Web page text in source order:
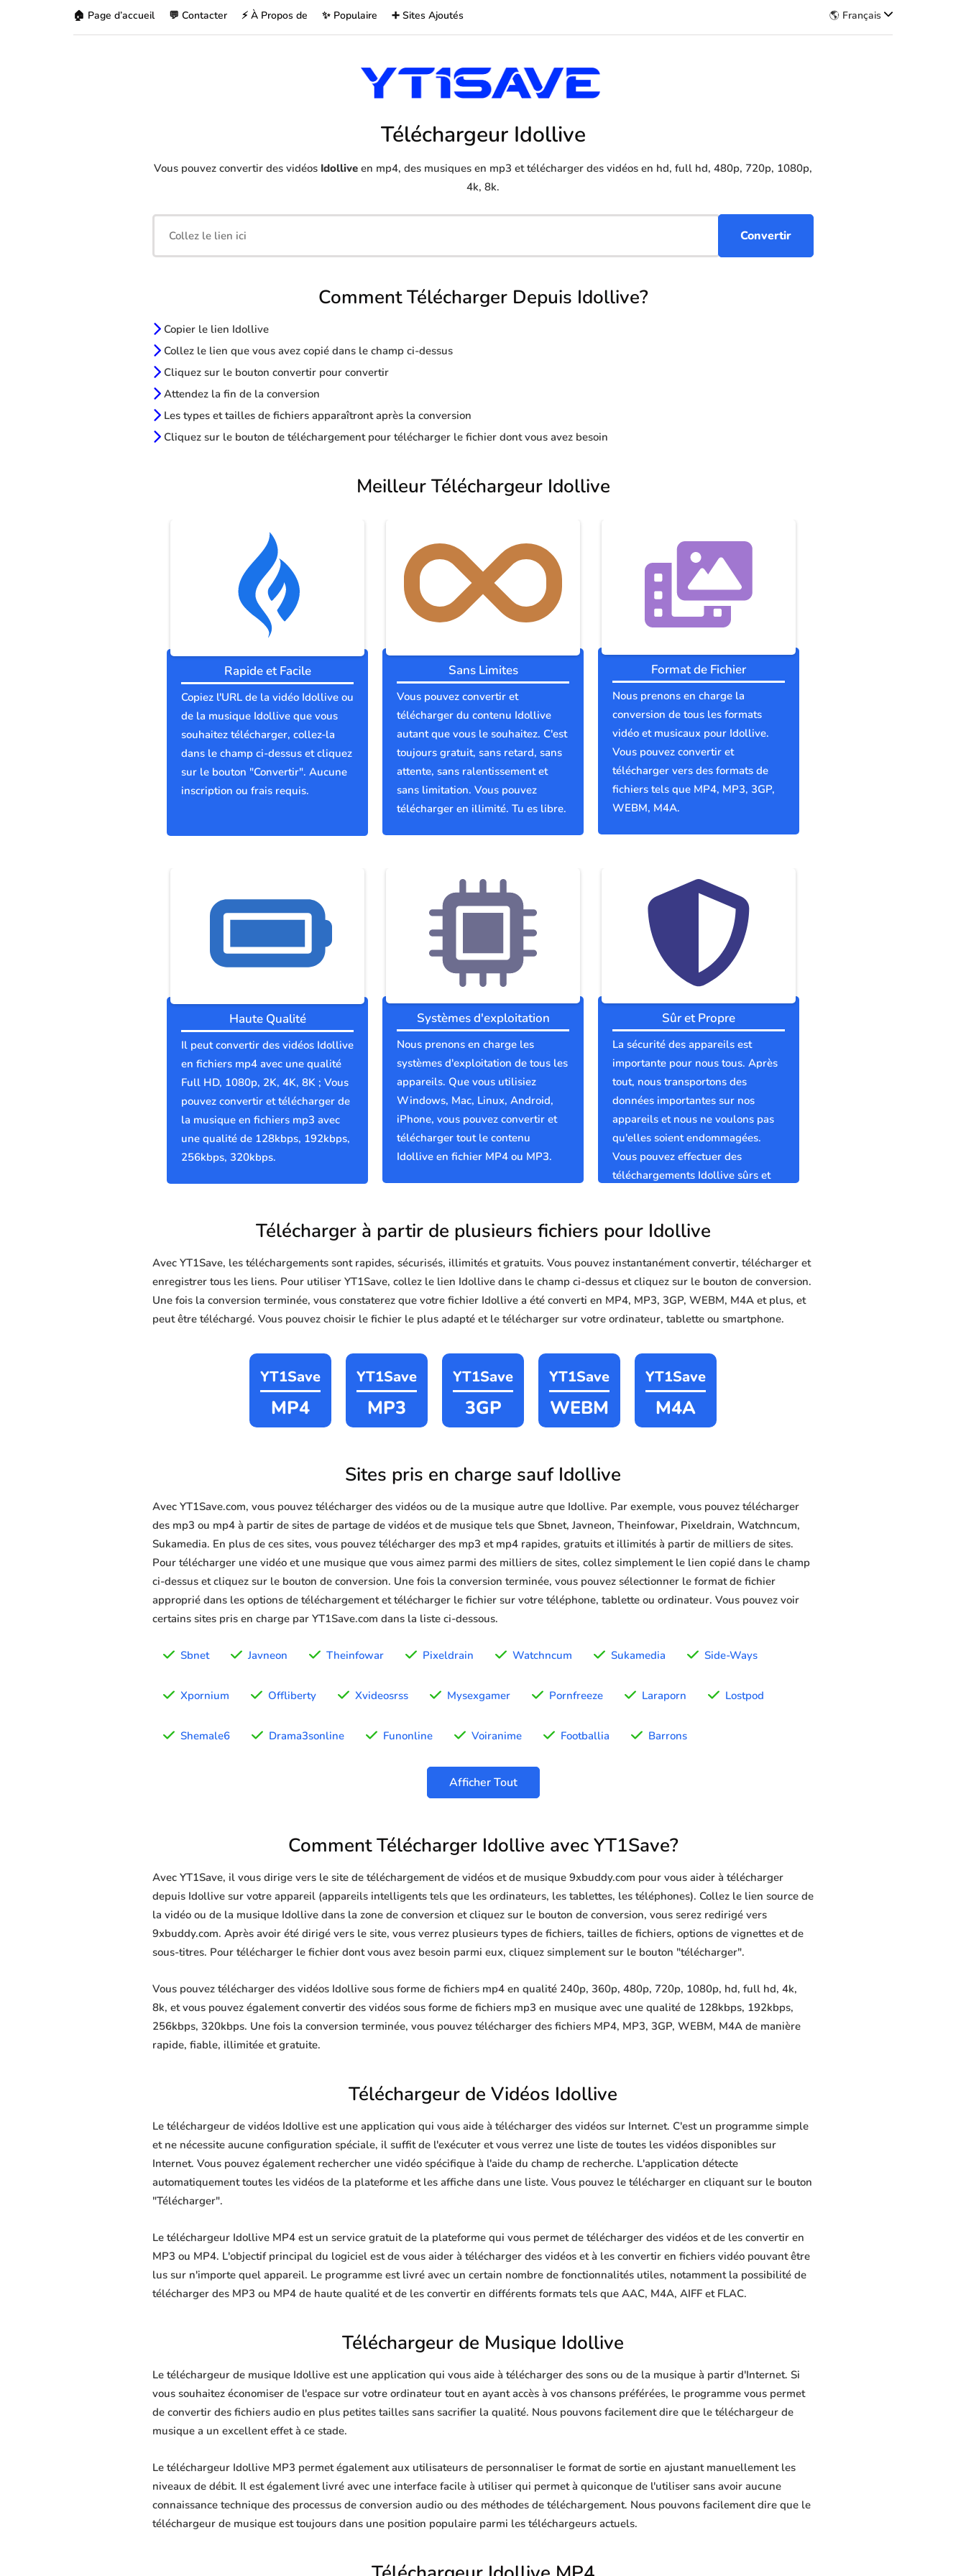
🏠 Page d’accueil 💬 Contacter ⚡ À Propos de ✨ Populaire ➕ Sites Ajoutés 🌎 Français
Téléchargeur Idollive
Vous pouvez convertir des vidéos Idollive en mp4, des musiques en mp3 et télécharger des vidéos en hd, full hd, 480p, 720p, 1080p,
4k, 8k.
Comment Télécharger Depuis Idollive?
Copier le lien Idollive
Collez le lien que vous avez copié dans le champ ci-dessus
Cliquez sur le bouton convertir pour convertir
Attendez la fin de la conversion
Les types et tailles de fichiers apparaîtront après la conversion
Cliquez sur le bouton de téléchargement pour télécharger le fichier dont vous avez besoin
Meilleur Téléchargeur Idollive
Rapide et Facile
Copiez l'URL de la vidéo Idollive ou
de la musique Idollive que vous
souhaitez télécharger, collez-la
dans le champ ci-dessus et cliquez
sur le bouton "Convertir". Aucune
inscription ou frais requis.
Sans Limites
Vous pouvez convertir et
télécharger du contenu Idollive
autant que vous le souhaitez. C'est
toujours gratuit, sans retard, sans
attente, sans ralentissement et
sans limitation. Vous pouvez
télécharger en illimité. Tu es libre.
Format de Fichier
Nous prenons en charge la
conversion de tous les formats
vidéo et musicaux pour Idollive.
Vous pouvez convertir et
télécharger vers des formats de
fichiers tels que MP4, MP3, 3GP,
WEBM, M4A.
Haute Qualité
Il peut convertir des vidéos Idollive
en fichiers mp4 avec une qualité
Full HD, 1080p, 2K, 4K, 8K ; Vous
pouvez convertir et télécharger de
la musique en fichiers mp3 avec
une qualité de 128kbps, 192kbps,
256kbps, 320kbps.
Systèmes d'exploitation
Nous prenons en charge les
systèmes d'exploitation de tous les
appareils. Que vous utilisiez
Windows, Mac, Linux, Android,
iPhone, vous pouvez convertir et
télécharger tout le contenu
Idollive en fichier MP4 ou MP3.
Sûr et Propre
La sécurité des appareils est
importante pour nous tous. Après
tout, nous transportons des
données importantes sur nos
appareils et nous ne voulons pas
qu'elles soient endommagées.
Vous pouvez effectuer des
téléchargements Idollive sûrs et
Télécharger à partir de plusieurs fichiers pour Idollive
Avec YT1Save, les téléchargements sont rapides, sécurisés, illimités et gratuits. Vous pouvez instantanément convertir, télécharger et
enregistrer tous les liens. Pour utiliser YT1Save, collez le lien Idollive dans le champ ci-dessus et cliquez sur le bouton de conversion.
Une fois la conversion terminée, vous constaterez que votre fichier Idollive a été converti en MP4, MP3, 3GP, WEBM, M4A et plus, et
peut être téléchargé. Vous pouvez choisir le fichier le plus adapté et le télécharger sur votre ordinateur, tablette ou smartphone.
YT1Save
MP4
YT1Save
MP3
YT1Save
3GP
YT1Save
WEBM
YT1Save
M4A
Sites pris en charge sauf Idollive
Avec YT1Save.com, vous pouvez télécharger des vidéos ou de la musique autre que Idollive. Par exemple, vous pouvez télécharger
des mp3 ou mp4 à partir de sites de partage de vidéos et de musique tels que Sbnet, Javneon, Theinfowar, Pixeldrain, Watchncum,
Sukamedia. En plus de ces sites, vous pouvez télécharger des mp3 et mp4 rapides, gratuits et illimités à partir de milliers de sites.
Pour télécharger une vidéo et une musique que vous aimez parmi des milliers de sites, collez simplement le lien copié dans le champ
ci-dessus et cliquez sur le bouton de conversion. Une fois la conversion terminée, vous pouvez sélectionner le format de fichier
approprié dans les options de téléchargement et télécharger le fichier sur votre téléphone, tablette ou ordinateur. Vous pouvez voir
certains sites pris en charge par YT1Save.com dans la liste ci-dessous.
Sbnet Javneon Theinfowar Pixeldrain Watchncum Sukamedia Side-Ways
Xpornium Offliberty Xvideosrss Mysexgamer Pornfreeze Laraporn Lostpod
Shemale6 Drama3sonline Funonline Voiranime Footballia Barrons
Afficher Tout
Comment Télécharger Idollive avec YT1Save?
Avec YT1Save, il vous dirige vers le site de téléchargement de vidéos et de musique 9xbuddy.com pour vous aider à télécharger
depuis Idollive sur votre appareil (appareils intelligents tels que les ordinateurs, les tablettes, les téléphones). Collez le lien source de
la vidéo ou de la musique Idollive dans la zone de conversion et cliquez sur le bouton de conversion, vous serez redirigé vers
9xbuddy.com. Après avoir été dirigé vers le site, vous verrez plusieurs types de fichiers, tailles de fichiers, options de vignettes et de
sous-titres. Pour télécharger le fichier dont vous avez besoin parmi eux, cliquez simplement sur le bouton "télécharger".
Vous pouvez télécharger des vidéos Idollive sous forme de fichiers mp4 en qualité 240p, 360p, 480p, 720p, 1080p, hd, full hd, 4k,
8k, et vous pouvez également convertir des vidéos sous forme de fichiers mp3 en musique avec une qualité de 128kbps, 192kbps,
256kbps, 320kbps. Une fois la conversion terminée, vous pouvez télécharger des fichiers MP4, MP3, 3GP, WEBM, M4A de manière
rapide, fiable, illimitée et gratuite.
Téléchargeur de Vidéos Idollive
Le téléchargeur de vidéos Idollive est une application qui vous aide à télécharger des vidéos sur Internet. C'est un programme simple
et ne nécessite aucune configuration spéciale, il suffit de l'exécuter et vous verrez une liste de toutes les vidéos disponibles sur
Internet. Vous pouvez également rechercher une vidéo spécifique à l'aide du champ de recherche. L'application détecte
automatiquement toutes les vidéos de la plateforme et les affiche dans une liste. Vous pouvez le télécharger en cliquant sur le bouton
"Télécharger".
Le téléchargeur Idollive MP4 est un service gratuit de la plateforme qui vous permet de télécharger des vidéos et de les convertir en
MP3 ou MP4. L'objectif principal du logiciel est de vous aider à télécharger des vidéos et à les convertir en fichiers vidéo pouvant être
lus sur n'importe quel appareil. Le programme est livré avec un certain nombre de fonctionnalités utiles, notamment la possibilité de
télécharger des MP3 ou MP4 de haute qualité et de les convertir en différents formats tels que AAC, M4A, AIFF et FLAC.
Téléchargeur de Musique Idollive
Le téléchargeur de musique Idollive est une application qui vous aide à télécharger des sons ou de la musique à partir d'Internet. Si
vous souhaitez économiser de l'espace sur votre ordinateur tout en ayant accès à vos chansons préférées, le programme vous permet
de convertir des fichiers audio en plus petites tailles sans sacrifier la qualité. Nous pouvons facilement dire que le téléchargeur de
musique a un excellent effet à ce stade.
Le téléchargeur Idollive MP3 permet également aux utilisateurs de personnaliser le format de sortie en ajustant manuellement les
niveaux de débit. Il est également livré avec une interface facile à utiliser qui permet à quiconque de l'utiliser sans avoir aucune
connaissance technique des processus de conversion audio ou des méthodes de téléchargement. Nous pouvons facilement dire que le
téléchargeur de musique est toujours dans une position populaire parmi les téléchargeurs actuels.